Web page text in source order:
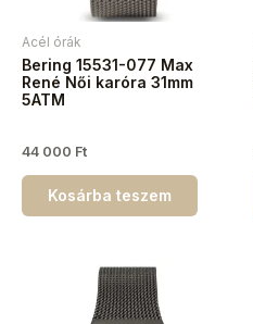
Acél órák
Bering 15531-077 Max
René Női karóra 31mm
5ATM
44 000 Ft
Kosárba teszem